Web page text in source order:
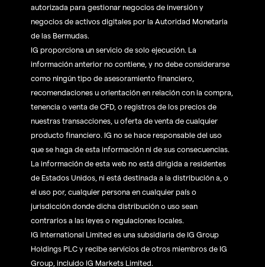
autorizada para gestionar negocios de inversión y
negocios de activos digitales por la Autoridad Monetaria
de las Bermudas.
IG proporciona un servicio de solo ejecución. La
información anterior no contiene, y no debe considerarse
como ningún tipo de asesoramiento financiero,
recomendaciones u orientación en relación con la compra,
tenencia o venta de CFD, o registros de los precios de
nuestras transacciones, u oferta de venta de cualquier
producto financiero. IG no se hace responsable del uso
que se haga de esta información ni de sus consecuencias.
La información de esta web no está dirigida a residentes
de Estados Unidos, ni está destinada a la distribución a, o
el uso por, cualquier persona en cualquier país o
jurisdicción donde dicha distribución o uso sean
contrarios a las leyes o regulaciones locales.
IG International Limited es una subsidiaria de IG Group
Holdings PLC y recibe servicios de otros miembros de IG
Group, incluido IG Markets Limited.